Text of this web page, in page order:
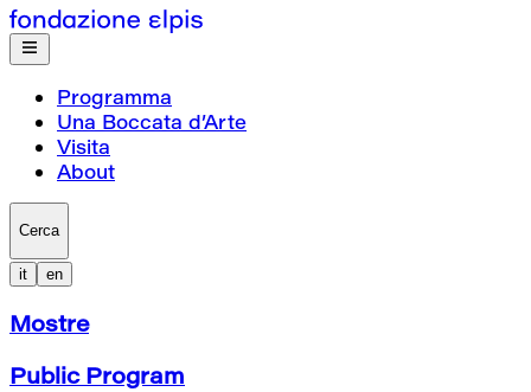
Programma
Una Boccata d’Arte
Visita
About
Cerca
it en
Mostre
Public Program